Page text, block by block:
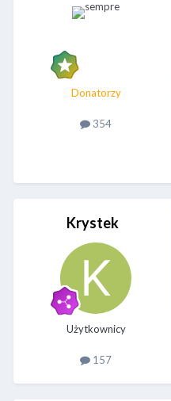
Donatorzy
354
Krystek
Użytkownicy
157